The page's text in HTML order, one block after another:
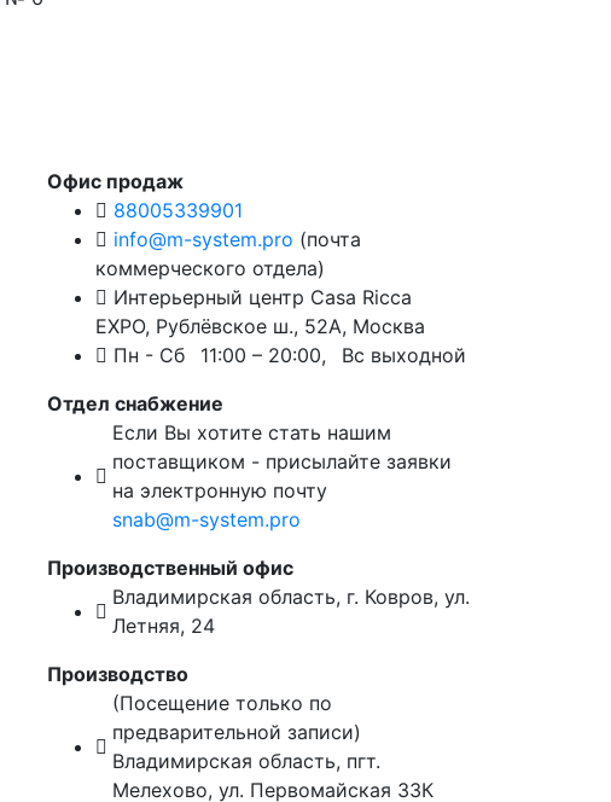
Офис продаж
88005339901
info@m-system.pro (почта
коммерческого отдела)
Интерьерный центр Casa Ricca
EXPO, Рублёвское ш., 52А, Москва
Пн - Сб
11:00 – 20:00,
Вс выходной
Отдел снабжение
Если Вы хотите стать нашим
поставщиком - присылайте заявки
на электронную почту
snab@m-system.pro
Производственный офис
Владимирская область, г. Ковров, ул.
Летняя, 24
Производство
(Посещение только по
предварительной записи)
Владимирская область, пгт.
Мелехово, ул. Первомайская 33К